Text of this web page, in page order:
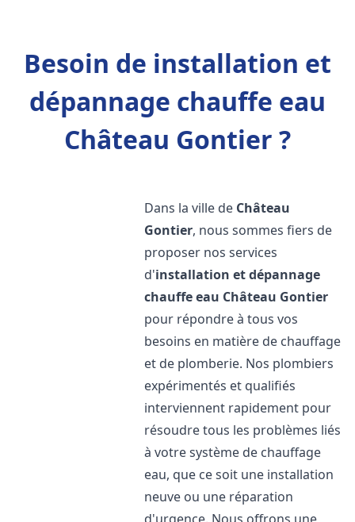
Besoin de installation et
dépannage chauffe eau
Château Gontier ?
Dans la ville de Château
Gontier, nous sommes fiers de
proposer nos services
d'installation et dépannage
chauffe eau Château Gontier
pour répondre à tous vos
besoins en matière de chauffage
et de plomberie. Nos plombiers
expérimentés et qualifiés
interviennent rapidement pour
résoudre tous les problèmes liés
à votre système de chauffage
eau, que ce soit une installation
neuve ou une réparation